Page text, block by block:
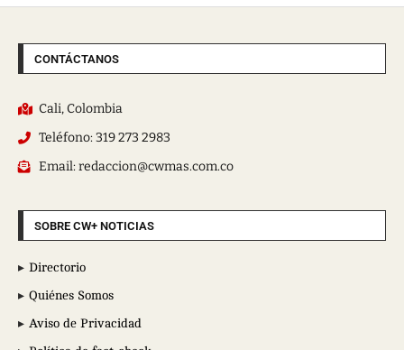
CONTÁCTANOS
Cali, Colombia
Teléfono: 319 273 2983
Email: redaccion@cwmas.com.co
SOBRE CW+ NOTICIAS
Directorio
Quiénes Somos
Aviso de Privacidad